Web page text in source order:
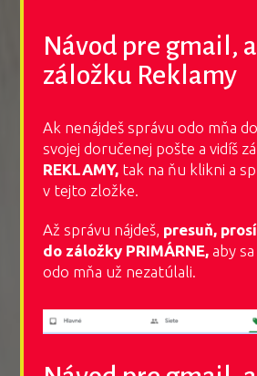
Návod pre gmail,
záložku Reklamy
Ak nenájdeš správu odo mňa
svojej doručenej pošte a vidíš
REKLAMY, tak na ňu klikni a
v tejto zložke.
Až správu nájdeš, presuň,
do záložky PRIMÁRNE, aby
odo mňa už nezatúlali.